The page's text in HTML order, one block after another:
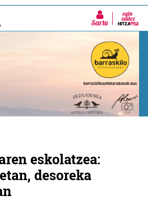
Sartu
eskolatzea:
desoreka